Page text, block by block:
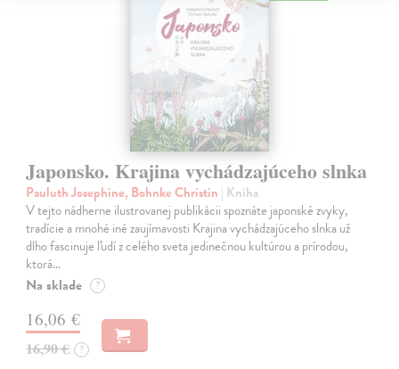
Japonsko. Krajina vychádzajúceho slnka
Pauluth Josephine, Bohnke Christin | Kniha
V tejto nádherne ilustrovanej publikácii spoznáte japonské zvyky,
tradície a mnohé iné zaujímavosti Krajina vychádzajúceho slnka už
dlho fascinuje ľudí z celého sveta jedinečnou kultúrou a prírodou,
ktorá…
Na sklade ?
16,06 €
16,90 € ?